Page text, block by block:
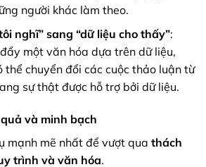
người khác làm theo.
nghĩ” sang “dữ liệu cho thấy”:
một văn hóa dựa trên dữ liệu,
thể chuyển đổi các cuộc thảo luận từ
sự thật được hỗ trợ bởi dữ liệu.
và minh bạch
mạnh mẽ nhất để vượt qua thách
trình và văn hóa.